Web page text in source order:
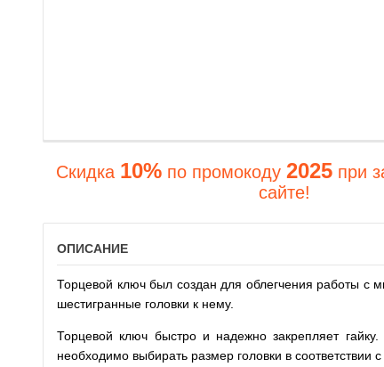
Скидка 10% по промокоду 2025 при
сайте!
ОПИСАНИЕ
Торцевой ключ был создан для облегчения работы с
шестигранные головки к нему.
Торцевой ключ быстро и надежно закрепляет
необходимо выбирать размер головки в